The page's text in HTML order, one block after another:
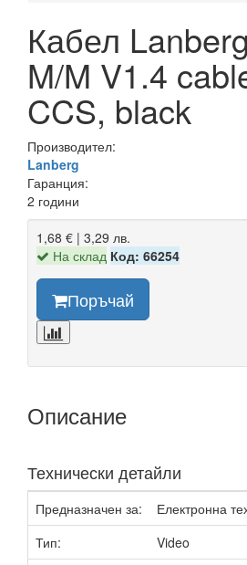
Кабел
M/M V1.4
CCS, black
Производител:
Lanberg
Гаранция:
2 години
1,68 € | 3,29 лв.
На склад Код: 66254
Поръчай
Описание
Технически детайли
Предназначен за:
Електронна
Тип:
Video